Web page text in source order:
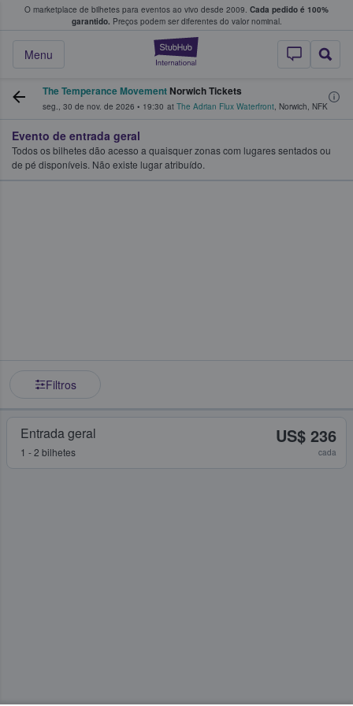
O marketplace de bilhetes para eventos ao vivo desde 2009. Cada pedido é 100%
garantido. Preços podem ser diferentes do valor nominal.
StubHub – onde
Menu
fãs compram e vendem bilhetes
The Temperance Movement Norwich Tickets
seg., 30 de nov. de 2026 • 19:30 at The Adrian Flux Waterfront, Norwich, NFK
Evento de entrada geral
Todos os bilhetes dão acesso a quaisquer zonas com lugares sentados ou
de pé disponíveis. Não existe lugar atribuído.
Filtros
Entrada geral
1 - 2 bilhetes
US$ 236
cada